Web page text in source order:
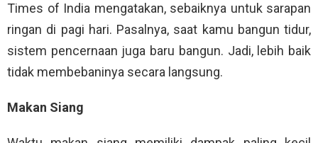
Times of India mengatakan, sebaiknya untuk sarapan
ringan di pagi hari. Pasalnya, saat kamu bangun tidur,
sistem pencernaan juga baru bangun. Jadi, lebih baik
tidak membebaninya secara langsung.
Makan Siang